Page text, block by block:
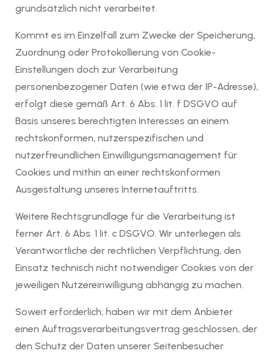
grundsätzlich nicht verarbeitet.
Kommt es im Einzelfall zum Zwecke der Speicherung,
Zuordnung oder Protokollierung von Cookie-
Einstellungen doch zur Verarbeitung
personenbezogener Daten (wie etwa der IP-Adresse),
erfolgt diese gemäß Art. 6 Abs. 1 lit. f DSGVO auf
Basis unseres berechtigten Interesses an einem
rechtskonformen, nutzerspezifischen und
nutzerfreundlichen Einwilligungsmanagement für
Cookies und mithin an einer rechtskonformen
Ausgestaltung unseres Internetauftritts.
Weitere Rechtsgrundlage für die Verarbeitung ist
ferner Art. 6 Abs. 1 lit. c DSGVO. Wir unterliegen als
Verantwortliche der rechtlichen Verpflichtung, den
Einsatz technisch nicht notwendiger Cookies von der
jeweiligen Nutzereinwilligung abhängig zu machen.
Soweit erforderlich, haben wir mit dem Anbieter
einen Auftragsverarbeitungsvertrag geschlossen, der
den Schutz der Daten unserer Seitenbesucher